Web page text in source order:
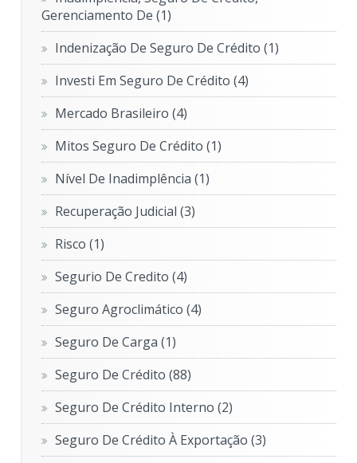
Gerenciamento De(1)
Indenização De Seguro De Crédito(1)
Investi Em Seguro De Crédito(4)
Mercado Brasileiro(4)
Mitos Seguro De Crédito(1)
Nível De Inadimplência(1)
Recuperação Judicial(3)
Risco(1)
Segurio De Credito(4)
Seguro Agroclimático(4)
Seguro De Carga(1)
Seguro De Crédito(88)
Seguro De Crédito Interno(2)
Seguro De Crédito À Exportação(3)